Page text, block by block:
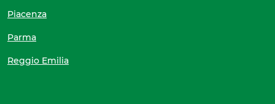
Piacenza
Parma
Reggio Emilia